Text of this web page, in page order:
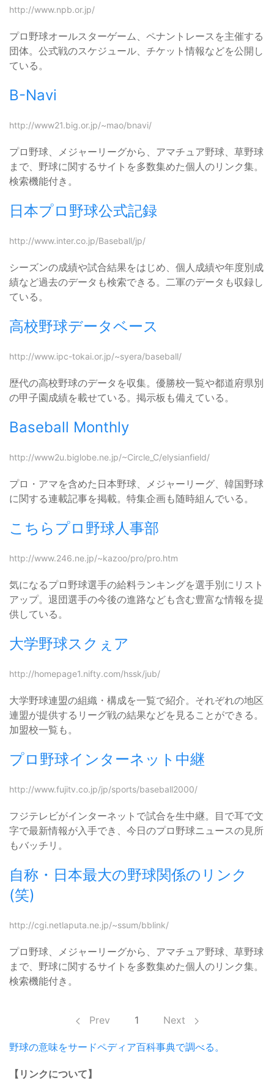
http://www.npb.or.jp/
プロ野球オールスターゲーム、ペナントレースを主催する
団体。公式戦のスケジュール、チケット情報などを公開し
ている。
B-Navi
http://www21.big.or.jp/~mao/bnavi/
プロ野球、メジャーリーグから、アマチュア野球、草野球
まで、野球に関するサイトを多数集めた個人のリンク集。
検索機能付き。
日本プロ野球公式記録
http://www.inter.co.jp/Baseball/jp/
シーズンの成績や試合結果をはじめ、個人成績や年度別成
績など過去のデータも検索できる。二軍のデータも収録し
ている。
高校野球データベース
http://www.ipc-tokai.or.jp/~syera/baseball/
歴代の高校野球のデータを収集。優勝校一覧や都道府県別
の甲子園成績を載せている。掲示板も備えている。
Baseball Monthly
http://www2u.biglobe.ne.jp/~Circle_C/elysianfield/
プロ・アマを含めた日本野球、メジャーリーグ、韓国野球
に関する連載記事を掲載。特集企画も随時組んでいる。
こちらプロ野球人事部
http://www.246.ne.jp/~kazoo/pro/pro.htm
気になるプロ野球選手の給料ランキングを選手別にリスト
アップ。退団選手の今後の進路なども含む豊富な情報を提
供している。
大学野球スクぇア
http://homepage1.nifty.com/hssk/jub/
大学野球連盟の組織・構成を一覧で紹介。それぞれの地区
連盟が提供するリーグ戦の結果などを見ることができる。
加盟校一覧も。
プロ野球インターネット中継
http://www.fujitv.co.jp/jp/sports/baseball2000/
フジテレビがインターネットで試合を生中継。目で耳で文
字で最新情報が入手でき、今日のプロ野球ニュースの見所
もバッチリ。
自称・日本最大の野球関係のリンク
(笑)
http://cgi.netlaputa.ne.jp/~ssum/bblink/
プロ野球、メジャーリーグから、アマチュア野球、草野球
まで、野球に関するサイトを多数集めた個人のリンク集。
検索機能付き。
Prev 1 Next
野球の意味をサードペディア百科事典で調べる。
【リンクについて】